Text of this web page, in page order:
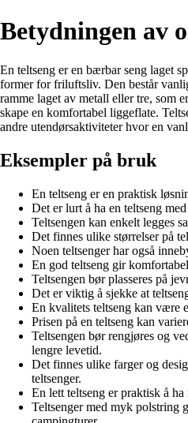
Betydningen av
En teltseng er en bærbar seng laget
former for friluftsliv. Den består
ramme laget av metall eller tre, som
skape en komfortabel liggeflate.
andre utendørsaktiviteter hvor en
Eksempler på bruk
En teltseng er en praktisk
Det er lurt å ha en teltseng
Teltsengen kan enkelt legges
Det finnes ulike størrelser på
Noen teltsenger har også
En god teltseng gir
Teltsengen bør plasseres på
Det er viktig å sjekke at
En kvalitets teltseng kan være
Prisen på en teltseng kan
Teltsengen bør rengjøres og
lengre levetid.
Det finnes ulike farger og
teltsenger.
En lett teltseng er praktisk å
Teltsenger med myk polstring